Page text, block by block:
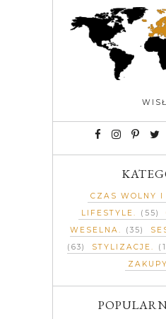
CZAS WOLNY I
LIFESTYLE
(55)
WESELNA
(35)
(63)
STYLIZACJE
ZAKUPY